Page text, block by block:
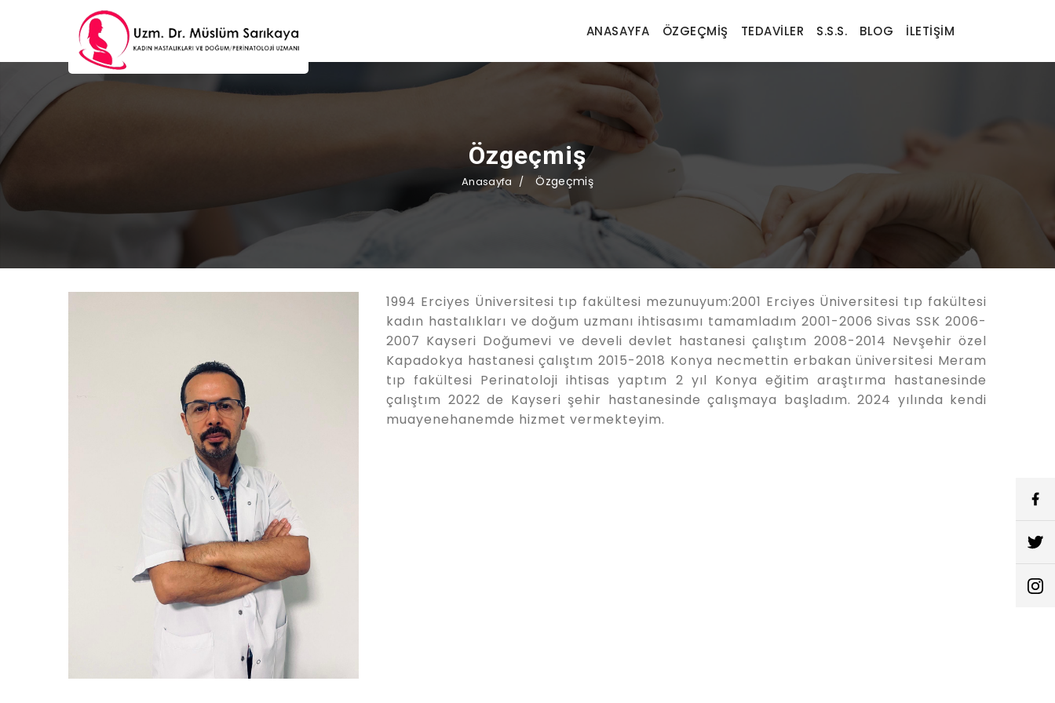
ANASAYFA ÖZGEÇMIŞ TEDAVILER S.S.S. BLOG İLETIŞIM
Özgeçmiş
Anasayfa Özgeçmiş
1994 Erciyes Üniversitesi tıp fakültesi mezunuyum:2001 Erciyes Üniversitesi tıp fakültesi
kadın hastalıkları ve doğum uzmanı ihtisasımı tamamladım 2001-2006 Sivas SSK 2006-
2007 Kayseri Doğumevi ve develi devlet hastanesi çalıştım 2008-2014 Nevşehir özel
Kapadokya hastanesi çalıştım 2015-2018 Konya necmettin erbakan üniversitesi Meram
tıp fakültesi Perinatoloji ihtisas yaptım 2 yıl Konya eğitim araştırma hastanesinde
çalıştım 2022 de Kayseri şehir hastanesinde çalışmaya başladım. 2024 yılında kendi
muayenehanemde hizmet vermekteyim.